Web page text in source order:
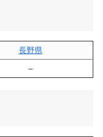
長野県
–